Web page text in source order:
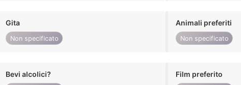
Gita
Non specificato
Animali preferiti
Non specificato
Bevi alcolici? Film preferito